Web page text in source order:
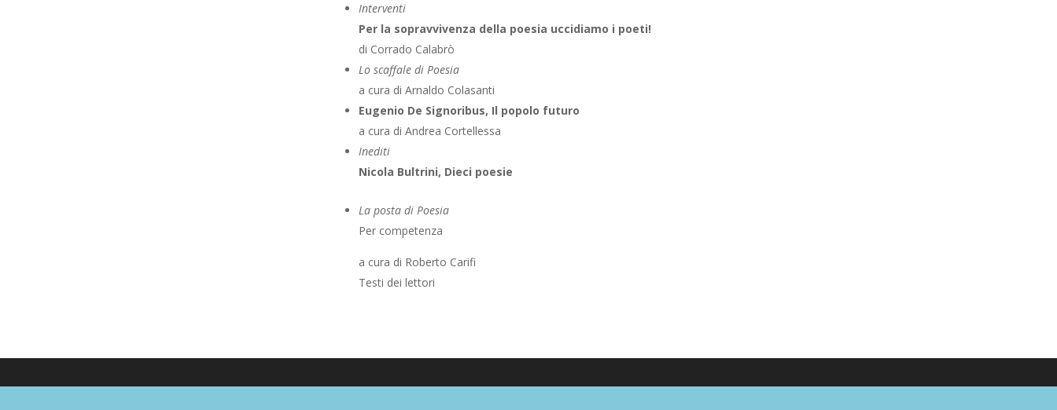
Interventi
Per la sopravvivenza della poesia uccidiamo i poeti!
di Corrado Calabrò
Lo scaffale di Poesia
a cura di Arnaldo Colasanti
Eugenio De Signoribus, Il popolo futuro
a cura di Andrea Cortellessa
Inediti
Nicola Bultrini, Dieci poesie
La posta di Poesia
Per competenza
a cura di Roberto Carifi
Testi dei lettori